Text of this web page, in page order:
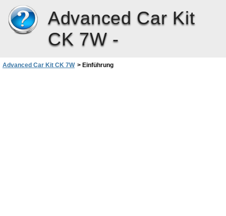
Advanced Car Kit
CK 7W -
Advanced Car Kit CK 7W > Einführung